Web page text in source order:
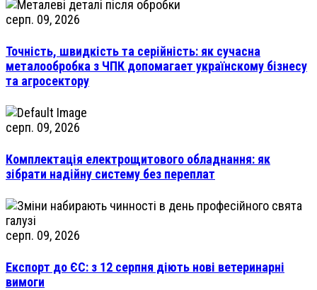
серп. 09, 2026
Точність, швидкість та серійність: як сучасна
металообробка з ЧПК допомагает українскому бізнесу
та агросектору
серп. 09, 2026
Комплектація електрощитового обладнання: як
зібрати надійну систему без переплат
серп. 09, 2026
Експорт до ЄС: з 12 серпня діють нові ветеринарні
вимоги